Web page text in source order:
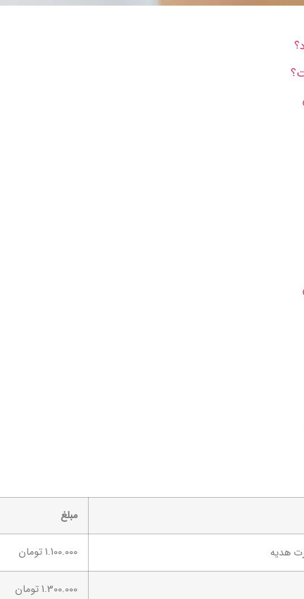
مبلغ
هدیه 1.100.000 تومان
1.300.000 تومان